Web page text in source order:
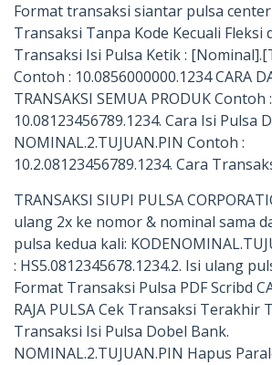
Format transaksi siantar pulsa center
Transaksi Tanpa Kode Kecuali Fleksi
Transaksi Isi Pulsa Ketik :
Contoh : 10.0856000000.1234 CARA
TRANSAKSI SEMUA PRODUK Contoh :
10.08123456789.1234. Cara Isi Pulsa
NOMINAL.2.TUJUAN.PIN Contoh :
10.2.08123456789.1234. Cara
TRANSAKSI SIUPI PULSA
ulang 2x ke nomor & nominal sama
pulsa kedua kali:
: HS5.0812345678.1234.2. Isi ulang
Format Transaksi Pulsa PDF Scribd
RAJA PULSA Cek Transaksi Terakhir
Transaksi Isi Pulsa Dobel Bank.
NOMINAL.2.TUJUAN.PIN Hapus